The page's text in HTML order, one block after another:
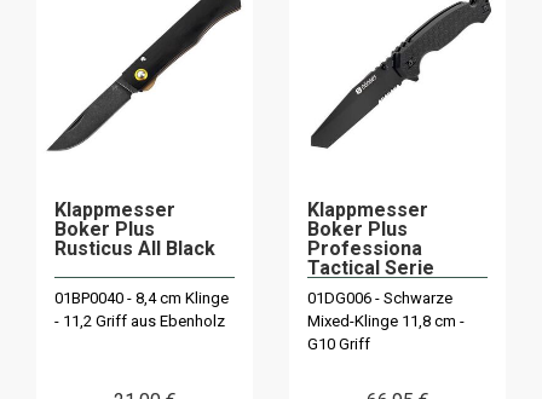
Klappmesser
Boker Plus
Rusticus All Black
01BP0040 - 8,4 cm Klinge
- 11,2 Griff aus Ebenholz
Klappmesser
Boker Plus
Professiona
Tactical Serie
01DG006 - Schwarze
Mixed-Klinge 11,8 cm -
G10 Griff